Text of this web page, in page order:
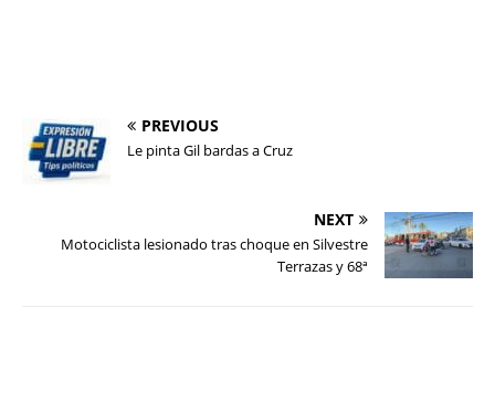
PREVIOUS
Le pinta Gil bardas a Cruz
NEXT
Motociclista lesionado tras choque en Silvestre
Terrazas y 68ª